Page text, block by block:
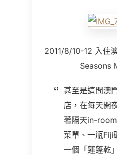
2011/8/10-12 入住
Seasons
甚至是這間澳
店，在每天開
著隔天in-
菜單、一瓶Fiji
一個 「蓮蓬乾